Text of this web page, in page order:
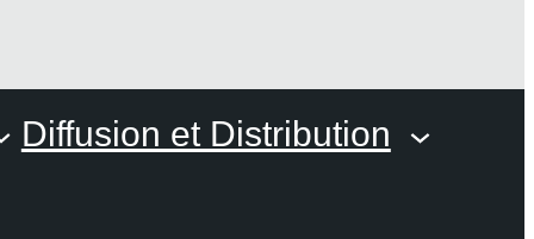
Diffusion et Distribution